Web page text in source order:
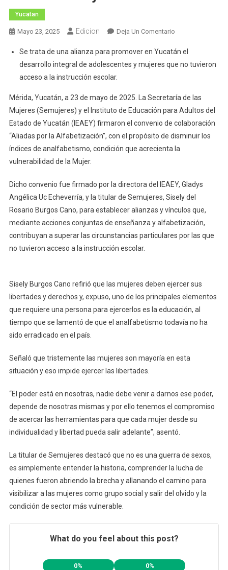
Yucatan
Mayo 23, 2025 Edicion Deja Un ComentarioEn
Convenio
De
Y
Semujeres
Se trata de una alianza para promover en Yucatán el
desarrollo integral de adolescentes y mujeres que no tuvieron
acceso a la instrucción escolar.
Mérida, Yucatán, a 23 de mayo de 2025. La Secretaría de las
Mujeres (Semujeres) y el Instituto de Educación para Adultos del
Estado de Yucatán (IEAEY) firmaron el convenio de colaboración
“Aliadas por la Alfabetización”, con el propósito de disminuir los
índices de analfabetismo, condición que acrecienta la
vulnerabilidad de la Mujer.
Dicho convenio fue firmado por la directora del IEAEY, Gladys
Angélica Uc Echeverría, y la titular de Semujeres, Sisely del
Rosario Burgos Cano, para establecer alianzas y vínculos que,
mediante acciones conjuntas de enseñanza y alfabetización,
contribuyan a superar las circunstancias particulares por las que
no tuvieron acceso a la instrucción escolar.
Sisely Burgos Cano refirió que las mujeres deben ejercer sus
libertades y derechos y, expuso, uno de los principales elementos
que requiere una persona para ejercerlos es la educación, al
tiempo que se lamentó de que el analfabetismo todavía no ha
sido erradicado en el país.
Señaló que tristemente las mujeres son mayoría en esta
situación y eso impide ejercer las libertades.
“El poder está en nosotras, nadie debe venir a darnos ese poder,
depende de nosotras mismas y por ello tenemos el compromiso
de acercar las herramientas para que cada mujer desde su
individualidad y libertad pueda salir adelante”, asentó.
La titular de Semujeres destacó que no es una guerra de sexos,
es simplemente entender la historia, comprender la lucha de
quienes fueron abriendo la brecha y allanando el camino para
visibilizar a las mujeres como grupo social y salir del olvido y la
condición de sector más vulnerable.
What do you feel about this post?
0% 0%